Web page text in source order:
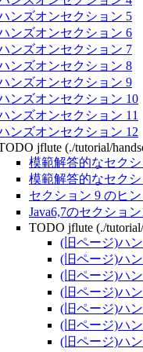
ンズオンセクション 5
ンズオンセクション 6
ンズオンセクション 7
ンズオンセクション 8
ンズオンセクション 9
ンズオンセクション 10
ンズオンセクション 11
ンズオンセクション 12
jflute (./tutorial/
模範解答的なセクシ
模範解答的なセク
セクション 9 のヒン
Java6,7のセクショ
TODO jflute (./
(旧ページ)ハ
(旧ページ)ハ
(旧ページ)ハ
(旧ページ)ハ
(旧ページ)ハ
(旧ページ)ハ
(旧ページ)ハ